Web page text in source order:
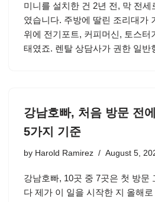
미니를 설치한 건 2년 전, 막 전세
였습니다. 주방에 딸린 조리대가
위에 전기포트, 커피머신, 토스터
태였죠. 렌탈 상담사가 권한 일
강남호빠, 처음 방문 전
5가지 기준
by Harold Ramirez August 5,
강남호빠, 10곳 중 7곳은 첫 방문
다 제가 이 일을 시작한 지 올해